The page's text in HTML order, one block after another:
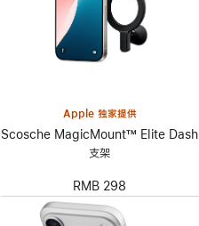
Apple 独家提供
Scosche MagicMount™ Elite Dash
支架
RMB 298